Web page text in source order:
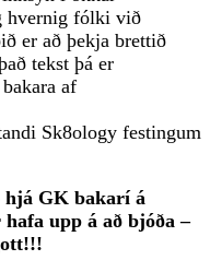
hvernig fólki við
er að þekja brettið
tekst þá er
af
Sk8ology festingum
hjá GK bakarí á
hafa upp á að bjóða –